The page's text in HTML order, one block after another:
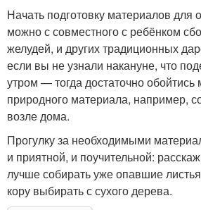
Начать подготовку материалов для
можно с совместного с ребёнком
желудей, и других традиционных
если вы не узнали накануне, что
утром — тогда достаточно
природного материала, например,
возле дома.
Прогулку за необходимыми
и приятной, и поучительной:
лучше собирать уже опавшие
кору выбирать с сухого дерева.